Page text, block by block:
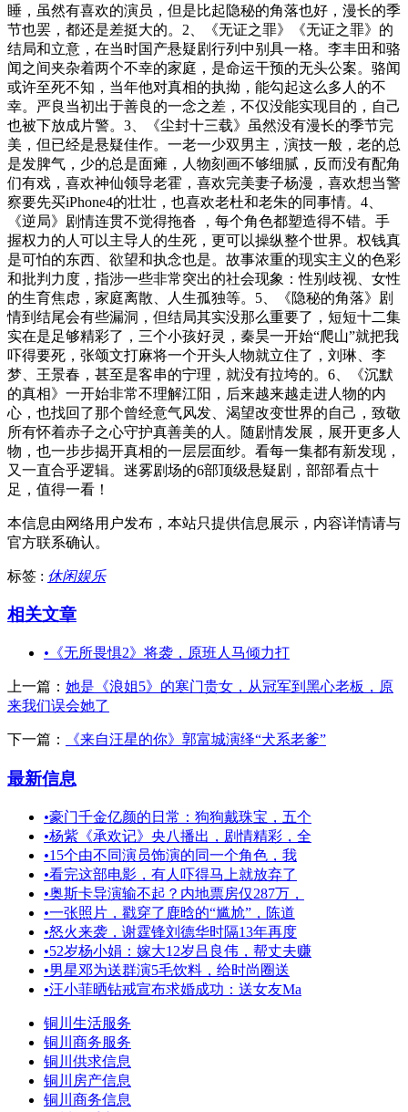
睡，虽然有喜欢的演员，但是比起隐秘的角落也好，漫长的季
节也罢，都还是差挺大的。2、《无证之罪》《无证之罪》的
结局和立意，在当时国产悬疑剧行列中别具一格。李丰田和骆
闻之间夹杂着两个不幸的家庭，是命运干预的无头公案。骆闻
或许至死不知，当年他对真相的执拗，能勾起这么多人的不
幸。严良当初出于善良的一念之差，不仅没能实现目的，自己
也被下放成片警。3、《尘封十三载》虽然没有漫长的季节完
美，但已经是悬疑佳作。一老一少双男主，演技一般，老的总
是发脾气，少的总是面瘫，人物刻画不够细腻，反而没有配角
们有戏，喜欢神仙领导老霍，喜欢完美妻子杨漫，喜欢想当警
察要先买iPhone4的壮壮，也喜欢老杜和老朱的同事情。4、
《逆局》剧情连贯不觉得拖沓 ，每个角色都塑造得不错。手
握权力的人可以主导人的生死，更可以操纵整个世界。权钱真
是可怕的东西、欲望和执念也是。故事浓重的现实主义的色彩
和批判力度，指涉一些非常突出的社会现象：性别歧视、女性
的生育焦虑，家庭离散、人生孤独等。5、《隐秘的角落》剧
情到结尾会有些漏洞，但结局其实没那么重要了，短短十二集
实在是足够精彩了，三个小孩好灵，秦昊一开始“爬山”就把我
吓得要死，张颂文打麻将一个开头人物就立住了，刘琳、李
梦、王景春，甚至是客串的宁理，就没有拉垮的。6、《沉默
的真相》一开始非常不理解江阳，后来越来越走进人物的内
心，也找回了那个曾经意气风发、渴望改变世界的自己，致敬
所有怀着赤子之心守护真善美的人。随剧情发展，展开更多人
物，也一步步揭开真相的一层层面纱。看每一集都有新发现，
又一直合乎逻辑。迷雾剧场的6部顶级悬疑剧，部部看点十
足，值得一看！
本信息由网络用户发布， 本站只提供信息展示，内容详情请与
官方联系确认。
标签 : 休闲娱乐
相关文章
• 《无所畏惧2》将袭，原班人马倾力打
上一篇： 她是《浪姐5》的寒门贵女，从冠军到黑心老板，原
来我们误会她了
下一篇： 《来自汪星的你》郭富城演绎“犬系老爹”
最新信息
•豪门千金亿颜的日常：狗狗戴珠宝，五个
•杨紫《承欢记》央八播出，剧情精彩，全
•15个由不同演员饰演的同一个角色，我
•看完这部电影，有人吓得马上就放弃了
•奥斯卡导演输不起？内地票房仅287万，
•一张照片，戳穿了鹿晗的“尴尬”，陈道
•怒火来袭，谢霆锋刘德华时隔13年再度
•52岁杨小娟：嫁大12岁吕良伟，帮丈夫赚
•男星邓为送群演5毛饮料，给时尚圈送
•汪小菲晒钻戒宣布求婚成功：送女友Ma
铜川生活服务
铜川商务服务
铜川供求信息
铜川房产信息
铜川商务信息